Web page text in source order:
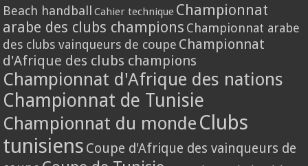
Beach handball Cahier technique Championnat
arabe des clubs champions Championnat arabe
des clubs vainqueurs de coupe Championnat
d'Afrique des clubs champions
Championnat d'Afrique des nations
Championnat de Tunisie
Championnat du monde Clubs
tunisiens Coupe d'Afrique des vainqueurs de